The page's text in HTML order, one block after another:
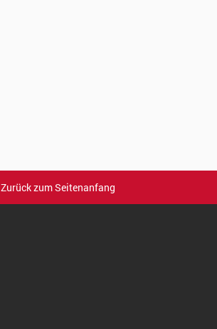
Zurück zum Seitenanfang